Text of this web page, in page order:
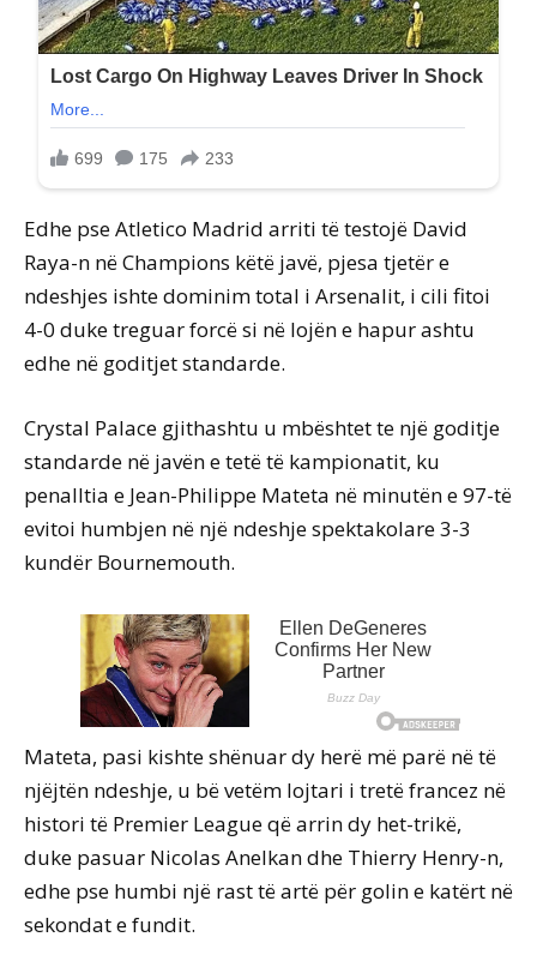
Edhe pse Atletico Madrid arriti të testojë David
Raya-n në Champions këtë javë, pjesa tjetër e
ndeshjes ishte dominim total i Arsenalit, i cili fitoi
4-0 duke treguar forcë si në lojën e hapur ashtu
edhe në goditjet standarde.
Crystal Palace gjithashtu u mbështet te një goditje
standarde në javën e tetë të kampionatit, ku
penalltia e Jean-Philippe Mateta në minutën e 97-të
evitoi humbjen në një ndeshje spektakolare 3-3
kundër Bournemouth.
Mateta, pasi kishte shënuar dy herë më parë në të
njëjtën ndeshje, u bë vetëm lojtari i tretë francez në
histori të Premier League që arrin dy het-trikë,
duke pasuar Nicolas Anelkan dhe Thierry Henry-n,
edhe pse humbi një rast të artë për golin e katërt në
sekondat e fundit.